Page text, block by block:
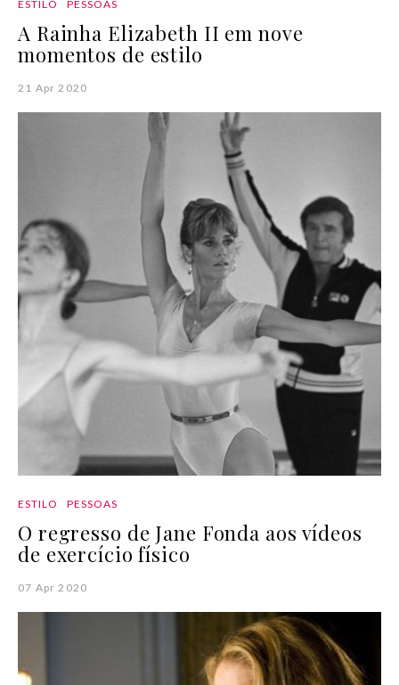
ESTILO PESSOAS
A Rainha Elizabeth II em nove
momentos de estilo
21 Apr 2020
ESTILO PESSOAS
O regresso de Jane Fonda aos vídeos
de exercício físico
07 Apr 2020